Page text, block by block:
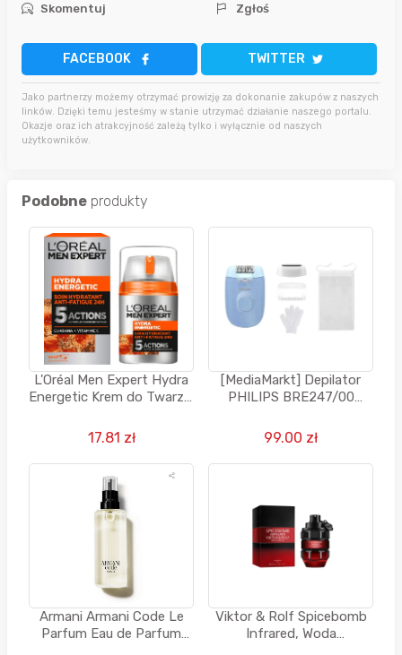
Skomentuj Zgłoś
FACEBOOK TWITTER
Jako partnerzy możemy otrzymać prowizję za dokonanie zakupów z naszych
linków. Dzięki temu jesteśmy w stanie utrzymać działanie naszego portalu.
Okazje oraz ich atrakcyjność zależą tylko i wyłącznie od naszych
użytkowników.
Podobne produkty
L'Oréal Men Expert Hydra
Energetic Krem do Twarzy,
17.81 zł
[MediaMarkt] Depilator
PHILIPS BRE247/00
99.00 zł
Armani Armani Code Le
Parfum Eau de Parfum
Viktor & Rolf Spicebomb
Infrared, Woda